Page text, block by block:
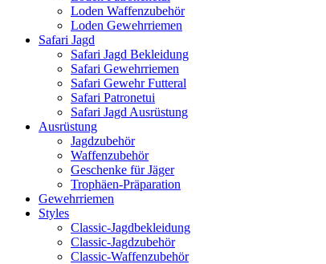
Loden Waffenzubehör
Loden Gewehrriemen
Safari Jagd
Safari Jagd Bekleidung
Safari Gewehrriemen
Safari Gewehr Futteral
Safari Patronetui
Safari Jagd Ausrüstung
Ausrüstung
Jagdzubehör
Waffenzubehör
Geschenke für Jäger
Trophäen-Präparation
Gewehrriemen
Styles
Classic-Jagdbekleidung
Classic-Jagdzubehör
Classic-Waffenzubehör